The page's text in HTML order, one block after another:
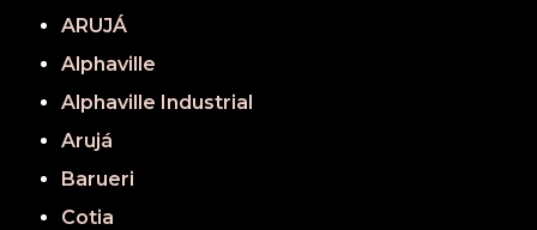
ARUJÁ
Alphaville
Alphaville Industrial
Arujá
Barueri
Cotia